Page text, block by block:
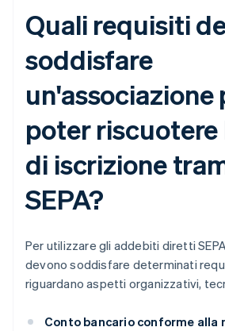
Quali requisiti
soddisfare
un'associazione
poter
di iscrizione
SEPA?
Per utilizzare gli addebiti diretti
devono soddisfare determinati
riguardano aspetti organizzativi,
Conto bancario conforme alla